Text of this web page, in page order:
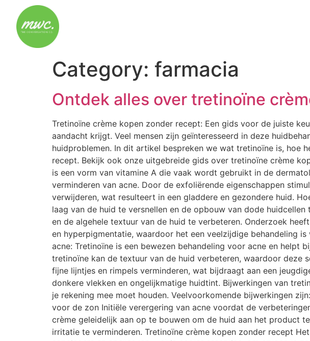
Category: farmacia
Ontdek alles over tretinoïne
Tretinoïne crème kopen zonder recept: Een gids voor de juiste
aandacht krijgt. Veel mensen zijn geïnteresseerd in deze
huidproblemen. In dit artikel bespreken we wat tretinoïne is, hoe
recept. Bekijk ook onze uitgebreide gids over tretinoïne crème
is een vorm van vitamine A die vaak wordt gebruikt in de
verminderen van acne. Door de exfoliërende eigenschappen
verwijderen, wat resulteert in een gladdere en gezondere huid.
laag van de huid te versnellen en de opbouw van dode
en de algehele textuur van de huid te verbeteren. Onderzoek
en hyperpigmentatie, waardoor het een veelzijdige behandeling
acne: Tretinoïne is een bewezen behandeling voor acne en
tretinoïne kan de textuur van de huid verbeteren, waardoor deze
fijne lijntjes en rimpels verminderen, wat bijdraagt aan een
donkere vlekken en ongelijkmatige huidtint. Bijwerkingen van
je rekening mee moet houden. Veelvoorkomende bijwerkingen
voor de zon Initiële verergering van acne voordat de
crème geleidelijk aan op te bouwen om de huid aan het product
irritatie te verminderen. Tretinoïne crème kopen zonder recept